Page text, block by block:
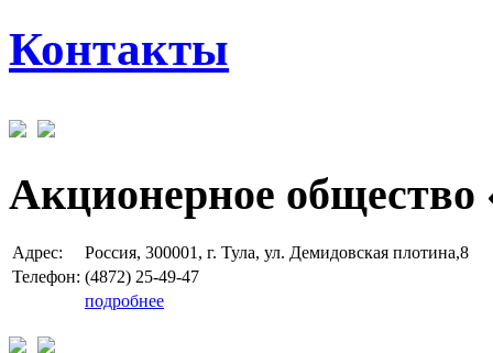
Контакты
Акционерное общество
Адрес:
Россия, 300001, г. Тула, ул. Демидовская плотина,8
Телефон: (4872) 25-49-47
подробнее